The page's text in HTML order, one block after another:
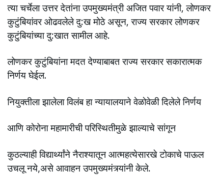
त्या चर्चेला उत्तर देतांना उपमुख्यमंत्री अजित पवार यांनी, लोणकर
कुटुंबियांवर ओढवलेले दु:ख मोठे असून, राज्य सरकार लोणकर
कुटुंबियांच्या दु:खात सामील आहे.
लोणकर कुटुंबियांना मदत देण्याबाबत राज्य सरकार सकारात्मक
निर्णय घेईल.
नियुक्तीला झालेला विलंब हा न्यायालयाने वेळोवेळी दिलेले निर्णय
आणि कोरोना महामारीची परिस्थितीमुळे झाल्याचे सांगून
कुठल्याही विद्यार्थ्यांने नैराश्यातून आत्महत्येसारखे टोकाचे पाऊल
उचलू नये,असे आवाहन उपमुख्यमंत्र्यांनी केले.